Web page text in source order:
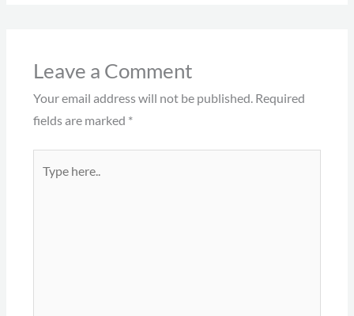
Leave a Comment
Your email address will not be published. Required
fields are marked *
here..